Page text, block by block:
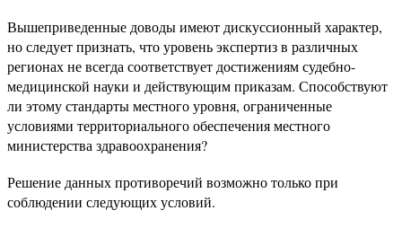
Вышеприведенные доводы имеют дискуссионный характер,
но следует признать, что уровень экспертиз в различных
регионах не всегда соответствует достижениям судебно-
медицинской науки и действующим приказам. Способствуют
ли этому стандарты местного уровня, ограниченные
условиями территориального обеспечения местного
министерства здравоохранения?
Решение данных противоречий возможно только при
соблюдении следующих условий.